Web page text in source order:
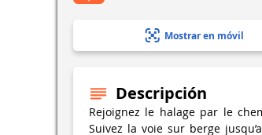
Mostrar en móvil
Descripción
Rejoignez le halage par le
Suivez la voie sur berge